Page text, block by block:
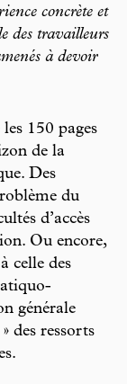
concrète et
des travailleurs
à devoir
150 pages
de la
Des
du
d’accès
Ou encore,
celle des
générale
» des ressorts